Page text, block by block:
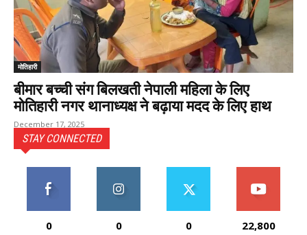
मोतिहारी
बीमार बच्ची संग बिलखती नेपाली महिला के लिए
मोतिहारी नगर थानाध्यक्ष ने बढ़ाया मदद के लिए हाथ
December 17, 2025
STAY CONNECTED
0 0 0 22,800